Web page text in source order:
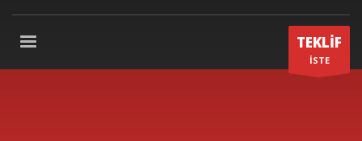
TEKLİF
İSTE